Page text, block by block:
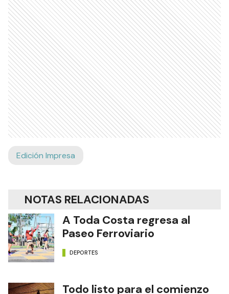
Edición Impresa
NOTAS RELACIONADAS
A Toda Costa regresa al
Paseo Ferroviario
DEPORTES
Todo listo para el comienzo